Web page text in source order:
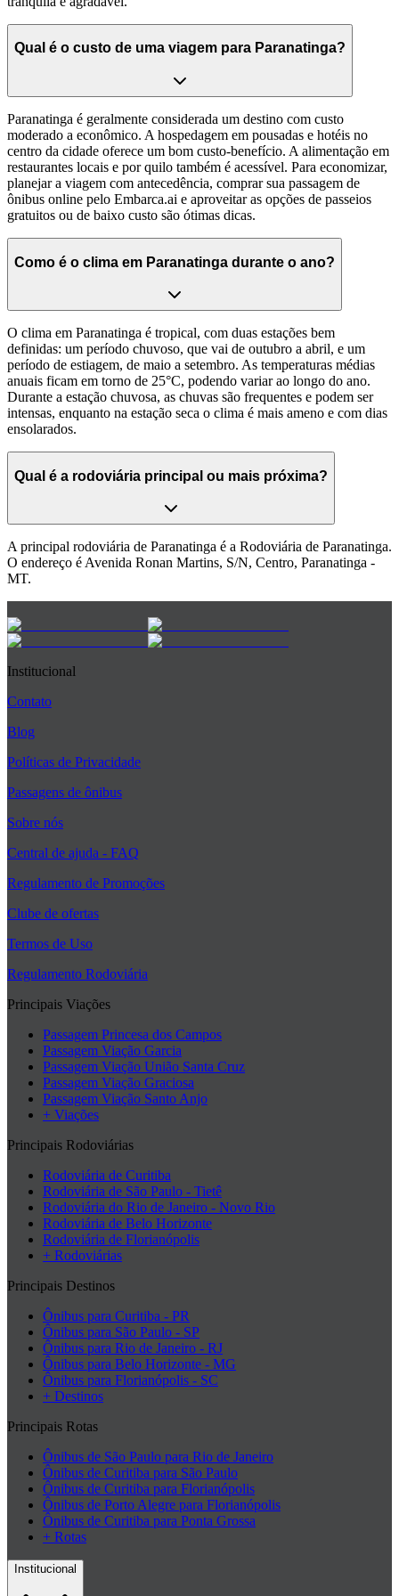
Qual é o custo de uma viagem para Paranatinga?
Paranatinga é geralmente considerada um destino com custo
moderado a econômico. A hospedagem em pousadas e hotéis no
centro da cidade oferece um bom custo-benefício. A alimentação em
restaurantes locais e por quilo também é acessível. Para economizar,
planejar a viagem com antecedência, comprar sua passagem de
ônibus online pelo Embarca.ai e aproveitar as opções de passeios
gratuitos ou de baixo custo são ótimas dicas.
Como é o clima em Paranatinga durante o ano?
O clima em Paranatinga é tropical, com duas estações bem
definidas: um período chuvoso, que vai de outubro a abril, e um
período de estiagem, de maio a setembro. As temperaturas médias
anuais ficam em torno de 25°C, podendo variar ao longo do ano.
Durante a estação chuvosa, as chuvas são frequentes e podem ser
intensas, enquanto na estação seca o clima é mais ameno e com dias
ensolarados.
Qual é a rodoviária principal ou mais próxima?
A principal rodoviária de Paranatinga é a Rodoviária de Paranatinga.
O endereço é Avenida Ronan Martins, S/N, Centro, Paranatinga -
MT.
Institucional
Contato
Blog
Políticas de Privacidade
Passagens de ônibus
Sobre nós
Central de ajuda - FAQ
Regulamento de Promoções
Clube de ofertas
Termos de Uso
Regulamento Rodoviária
Principais Viações
Passagem Princesa dos Campos
Passagem Viação Garcia
Passagem Viação União Santa Cruz
Passagem Viação Graciosa
Passagem Viação Santo Anjo
+ Viações
Principais Rodoviárias
Rodoviária de Curitiba
Rodoviária de São Paulo - Tietê
Rodoviária do Rio de Janeiro - Novo Rio
Rodoviária de Belo Horizonte
Rodoviária de Florianópolis
+ Rodoviárias
Principais Destinos
Ônibus para Curitiba - PR
Ônibus para São Paulo - SP
Ônibus para Rio de Janeiro - RJ
Ônibus para Belo Horizonte - MG
Ônibus para Florianópolis - SC
+ Destinos
Principais Rotas
Ônibus de São Paulo para Rio de Janeiro
Ônibus de Curitiba para São Paulo
Ônibus de Curitiba para Florianópolis
Ônibus de Porto Alegre para Florianópolis
Ônibus de Curitiba para Ponta Grossa
+ Rotas
Institucional